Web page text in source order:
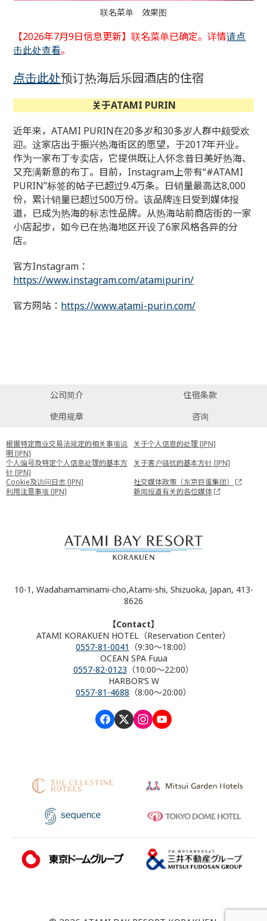
联名菜单 效果图
【2026年7月9日信息更新】联名菜单已确定。详情请点
击此处查看。
点击此处预订热海后乐园酒店的住宿
关于ATAMI PURIN
近年来，ATAMI PURIN在20多岁和30多岁人群中颇受欢
迎。这家店出于振兴热海街区的愿望，于2017年开业。
作为一家布丁专卖店，它提供既让人怀念昔日美好热海、
又充满新意的布丁。目前，Instagram上带有“#ATAMI
PURIN”标签的帖子已超过9.4万条。日销量最高达8,000
份，累计销量已超过500万份。该品牌连日受到媒体报
道，已成为热海的标志性品牌。从热海站前商店街的一家
小店起步，如今已在热海地区开设了6家风格各异的分
店。
官方Instagram：
https://www.instagram.com/atamipurin/
官方网站： https://www.atami-purin.com/
公司简介
住宿条款
使用规章
咨询
根据特定商业交易法规定的相关事项说
明 [JPN]
关于个人信息的处理 [JPN]
个人编号及特定个人信息处理的基本方
针 [JPN]
关于客户骚扰的基本方针 [JPN]
Cookie及访问日志 [JPN]
社交媒体政策（东京巨蛋集团）
利用注意事项 [JPN]
新闻报道有关的各位媒体
10-1, Wadahamaminami-cho,Atami-shi, Shizuoka, Japan, 413-
8626
【Contact】
ATAMI KORAKUEN HOTEL（Reservation Center）
0557-81-0041
（9:30～18:00）
OCEAN SPA Fuua
0557-82-0123 （10:00～22:00）
HARBOR’S W
0557-81-4688 （8:00～20:00）